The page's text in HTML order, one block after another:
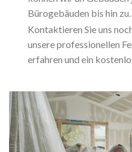
Bürogebäuden bis hin zu.
Kontaktieren Sie uns
unsere professionellen
erfahren und ein